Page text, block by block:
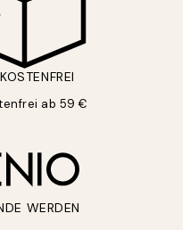
ab 59 €
WERDEN